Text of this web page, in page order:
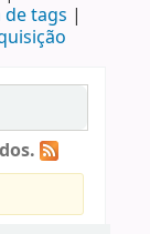
de tags